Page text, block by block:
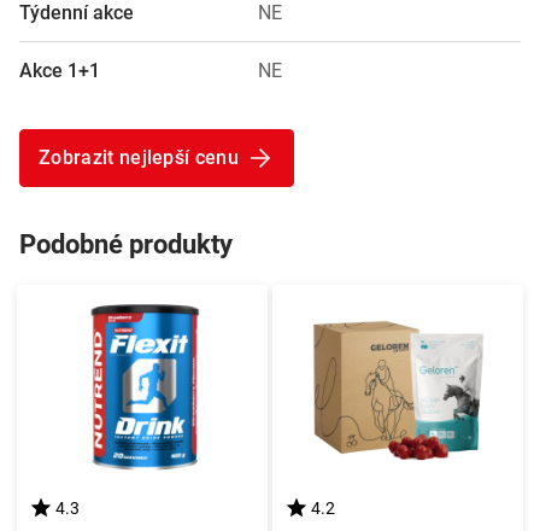
Týdenní akce NE
Akce 1+1 NE
Zobrazit nejlepší cenu
Podobné produkty
4.3 4.2